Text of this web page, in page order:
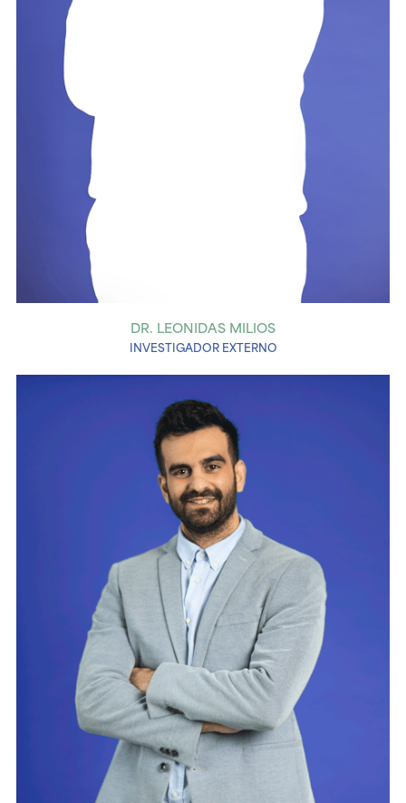
DR. LEONIDAS MILIOS
INVESTIGADOR EXTERNO